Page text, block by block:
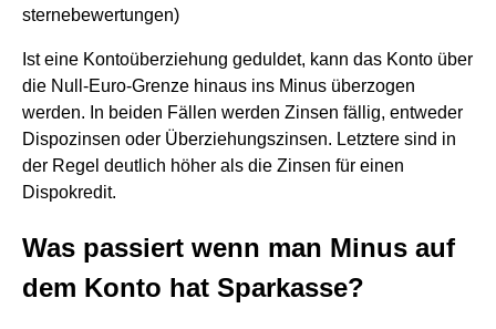
sternebewertungen)
Ist eine Kontoüberziehung geduldet, kann das Konto über
die Null-Euro-Grenze hinaus ins Minus überzogen
werden. In beiden Fällen werden Zinsen fällig, entweder
Dispozinsen oder Überziehungszinsen. Letztere sind in
der Regel deutlich höher als die Zinsen für einen
Dispokredit.
Was passiert wenn man Minus auf
dem Konto hat Sparkasse?